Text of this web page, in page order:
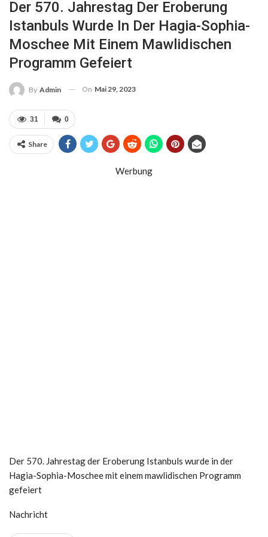
Der 570. Jahrestag Der Eroberung
Istanbuls Wurde In Der Hagia-Sophia-
Moschee Mit Einem Mawlidischen
Programm Gefeiert
By Admin On Mai 29, 2023
0
31
Share
Werbung
Der 570. Jahrestag der Eroberung Istanbuls wurde in der
Hagia-Sophia-Moschee mit einem mawlidischen Programm
gefeiert
Nachricht